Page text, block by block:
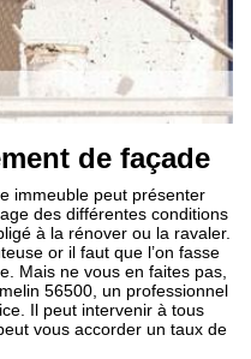
de façade
immeuble peut présenter
des différentes conditions
à la rénover ou la ravaler.
or il faut que l’on fasse
Mais ne vous en faites pas,
56500, un professionnel
Il peut intervenir à tous
vous accorder un taux de